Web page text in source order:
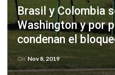
Brasil y Colombia
Washington y por
condenan el
On Nov 8, 2019